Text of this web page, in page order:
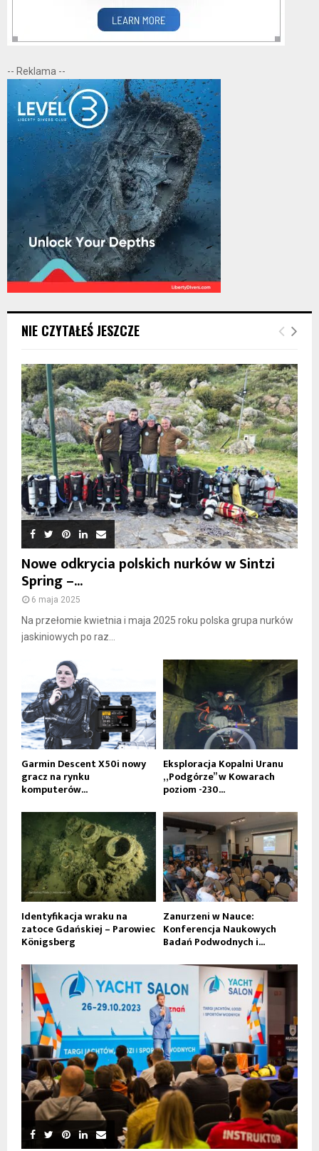
-- Reklama --
NIE CZYTAŁEŚ JESZCZE
Nowe odkrycia polskich nurków w Sintzi
Spring –...
6 maja 2025
Na przełomie kwietnia i maja 2025 roku polska grupa nurków
jaskiniowych po raz...
Garmin Descent X50i nowy
gracz na rynku
komputerów...
Eksploracja Kopalni Uranu
„Podgórze” w Kowarach
poziom -230...
Identyfikacja wraku na
zatoce Gdańskiej – Parowiec
Königsberg
Zanurzeni w Nauce:
Konferencja Naukowych
Badań Podwodnych i...